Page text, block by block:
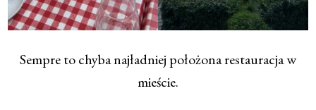
Sempre to chyba najładniej położona restauracja w
mieście.